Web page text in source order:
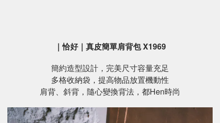
｜恰好｜真皮簡單肩背包 X1969
簡約造型設計，完美尺寸容量充足
多格收納袋，提高物品放置機動性
肩背、斜背，隨心變換背法，都Hen時尚